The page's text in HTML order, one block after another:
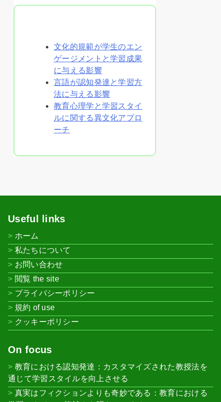
文化的規範が学生のエン
ゲージメントと学習成果
に与える影響
言語が認知発達と学習方
法に与える影響
教育心理学と学習スタイ
ルに関する異文化アプロ
ーチ
Useful links
ホーム
私たちについて
お問い合わせ
閲覧 the site
プライバシーポリシー
規約 of use
クッキーポリシー
On focus
教育における認知発達：カスタマイズされた教授法を
通じて学習スタイルを向上させる
真実はフィクションよりも奇妙である：教育における